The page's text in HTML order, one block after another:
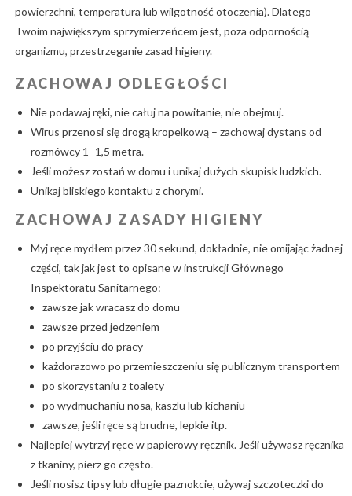
powierzchni, temperatura lub wilgotność otoczenia). Dlatego
Twoim największym sprzymierzeńcem jest, poza odpornością
organizmu, przestrzeganie zasad higieny.
ZACHOWAJ ODLEGŁOŚCI
Nie podawaj ręki, nie całuj na powitanie, nie obejmuj.
Wirus przenosi się drogą kropelkową – zachowaj dystans od
rozmówcy 1–1,5 metra.
Jeśli możesz zostań w domu i unikaj dużych skupisk ludzkich.
Unikaj bliskiego kontaktu z chorymi.
ZACHOWAJ ZASADY HIGIENY
Myj ręce mydłem przez 30 sekund, dokładnie, nie omijając żadnej
części, tak jak jest to opisane w instrukcji Głównego
Inspektoratu Sanitarnego:
zawsze jak wracasz do domu
zawsze przed jedzeniem
po przyjściu do pracy
każdorazowo po przemieszczeniu się publicznym transportem
po skorzystaniu z toalety
po wydmuchaniu nosa, kaszlu lub kichaniu
zawsze, jeśli ręce są brudne, lepkie itp.
Najlepiej wytrzyj ręce w papierowy ręcznik. Jeśli używasz ręcznika
z tkaniny, pierz go często.
Jeśli nosisz tipsy lub długie paznokcie, używaj szczoteczki do